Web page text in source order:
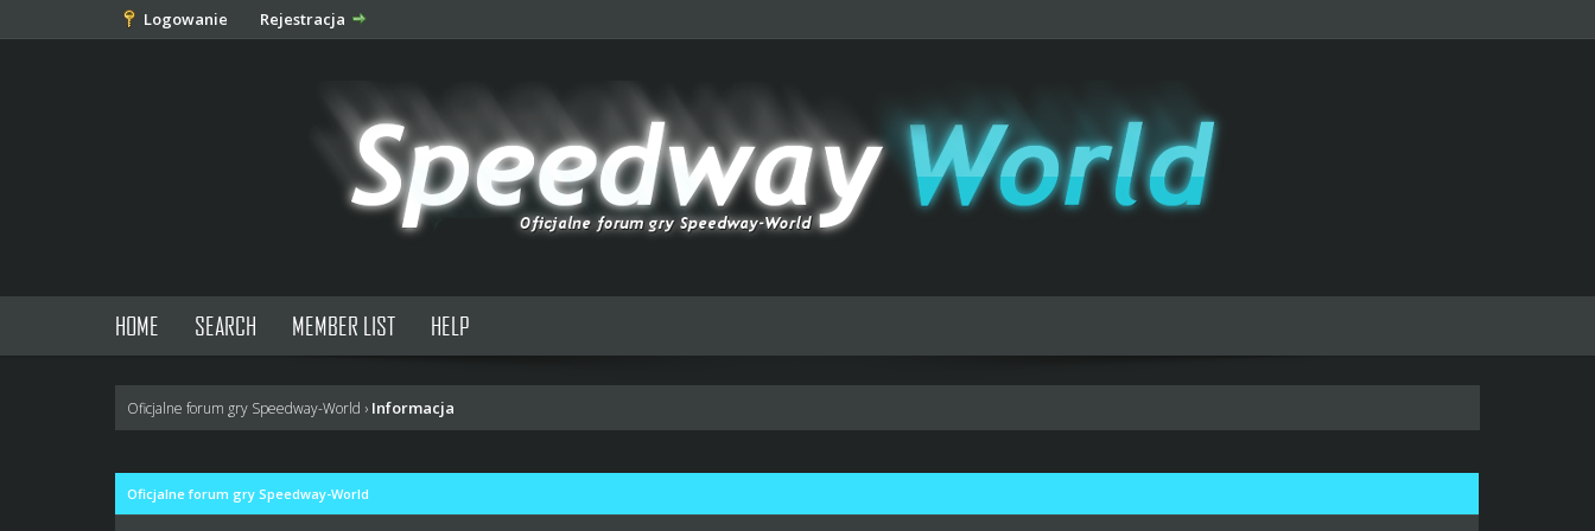
Logowanie Rejestracja
HOME SEARCH MEMBER LIST HELP
Oficjalne forum gry Speedway-World › Informacja
Oficjalne forum gry Speedway-World